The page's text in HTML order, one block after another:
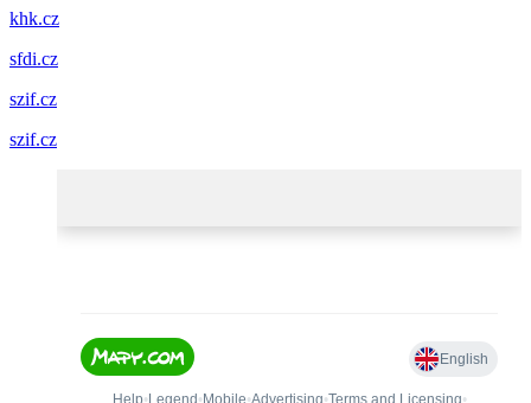
khk.cz
sfdi.cz
szif.cz
szif.cz